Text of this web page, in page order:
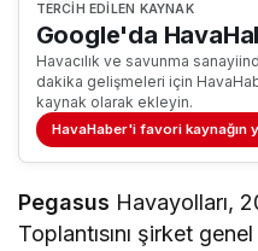
TERCIH EDILEN KAYNAK
Google'da
Havacılık ve savunma
dakika gelişmeleri için
kaynak olarak ekleyin.
HavaHaber'i favori kaynağın
Pegasus Havayolları,
Toplantısını şirket